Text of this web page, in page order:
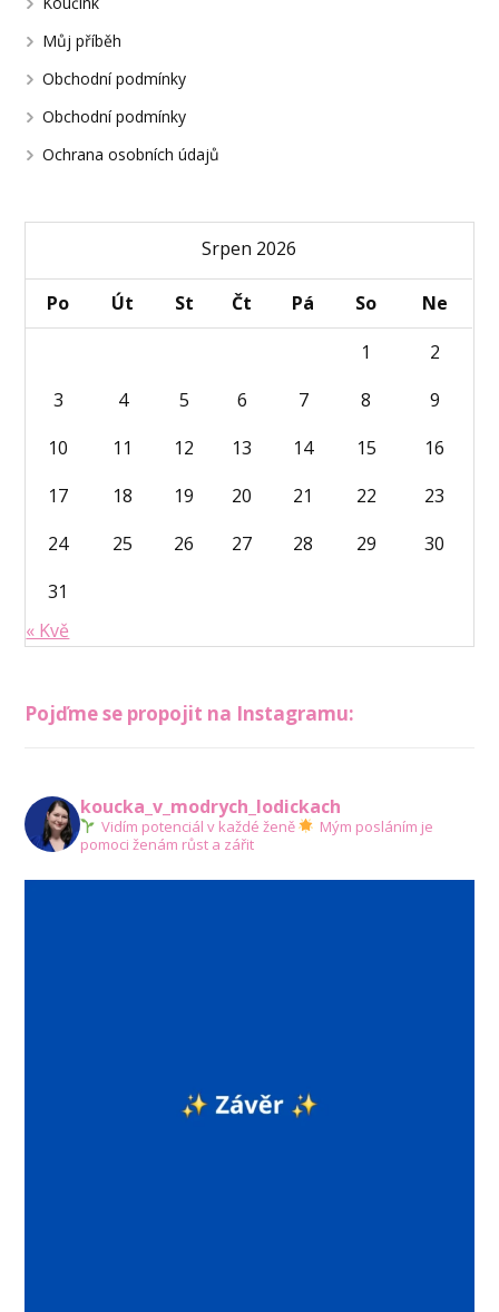
Můj příběh
Obchodní podmínky
Obchodní podmínky
Ochrana osobních údajů
Srpen 2026
Po Út St Čt Pá So
Ne
1
2
3
4 5 6 7 8
9
10
11 12 13 14 15
16
17
18 19 20 21 22
23
24
25 26 27 28 29
30
31
« Kvě
Pojďme se propojit na Instagramu:
koucka_v_modrych_lodickach
Vidím potenciál v každé ženě
Mým posláním je
pomoci ženám růst a zářit